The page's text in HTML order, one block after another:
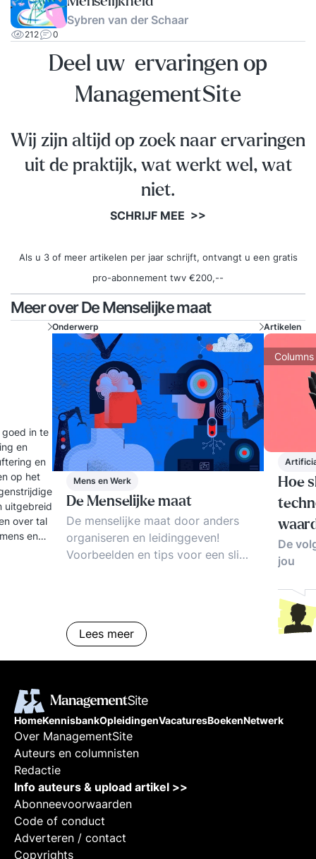
Sybren van der Schaar
212 0
Deel uw ervaringen op
ManagementSite
Wij zijn altijd op zoek naar ervaringen
uit de praktijk, wat werkt wel, wat
niet.
SCHRIJF MEE >>
Als u 3 of meer artikelen per jaar schrijft, ontvangt u een gratis
pro-abonnement twv €200,--
Meer over De Menselijke maat
goed in te
en
en
op het
uitgebreid
over tal
en
Onderwerp
Mens en Werk
De Menselijke maat
De menselijke maat door anders
organiseren en leidinggeven!
Voorbeelden en tips voor een slim
Lees meer
Artikelen
Columns
Hoe
De
jou
HomeKennisbankOpleidingenVacaturesBoekenNetwerk
Over ManagementSite
Auteurs en columnisten
Redactie
Info auteurs & upload artikel >>
Abonneevoorwaarden
Code of conduct
Adverteren / contact
Copyrights